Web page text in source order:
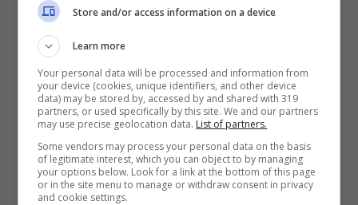
Il Sud America, storicamente, è una terra
estremamente fertile di talenti del mondo del
calcio. Si gioca spesso ancora per strada tra
le vie diBuenos Airese non solo e non a
caso il Boca Juniors, al pari delRiver Plate
è una garanzia di qualità e di doti tecniche
fuori dal comune.
Store and/or access information on a device
Learn more
Your personal data will be processed and information from
your device (cookies, unique identifiers, and other device
data) may be stored by, accessed by and shared with 319
partners, or used specifically by this site. We and our partners
may use precise geolocation data. List of partners.
Some vendors may process your personal data on the basis
of legitimate interest, which you can object to by managing
your options below. Look for a link at the bottom of this page
or in the site menu to manage or withdraw consent in privacy
and cookie settings.